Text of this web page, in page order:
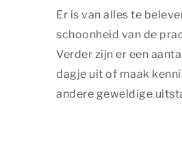
Er is van alles te
schoonheid van de
Verder zijn er een
dagje uit of maak
andere geweldige